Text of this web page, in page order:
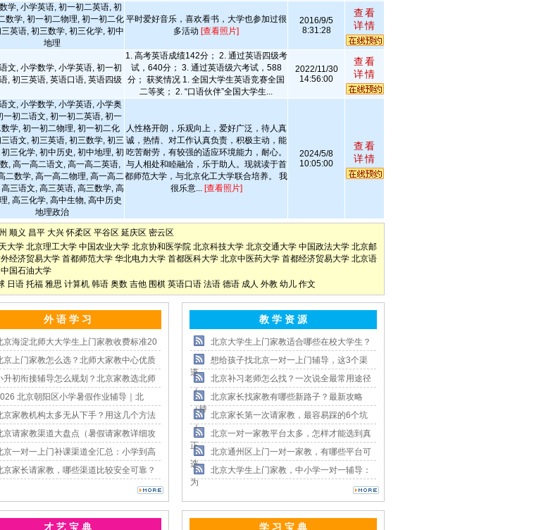
学, 小学英语, 初一初二英语, 初
数学, 初一初二物理, 初一初二化
英语, 初三数学, 初三化学, 初中
地理
平时爱好音乐，喜欢看书，大学也参加过很
多活动 [查看照片]
2016/9/5
8:31:28
查看
详情
文, 小学数学, 小学英语, 初一初
, 初三英语, 英语口语, 英语四级
1. 高考英语成绩142分； 2. 通过英语四级考
试，640分； 3. 通过英语级六考试，588
分； 获奖情况 1. 全国大学生英语竞赛全国
二等奖； 2. “口语伙伴”全国大学生...
2022/11/30
14:56:00
查看
详情
文, 小学数学, 小学英语, 小学奥
一初二语文, 初一初二英语, 初一
学, 初一初二物理, 初一初二化
语文, 初三英语, 初三数学, 初三
三化学, 初中历史, 初中地理, 初
, 高一高二语文, 高一高二英语,
二数学, 高一高二物理, 高一高二
三语文, 高三英语, 高三数学, 高
, 高三化学, 高中生物, 高中历史
地理政治
人性格开朗，乐观向上，爱好广泛，待人真
诚，热情、对工作认真负责，积极主动，能
吃苦耐劳，有较强的适应环境能力，耐心。
与人相处和睦融洽，乐于助人。现就读于首
都师范大学，与北京化工大学联合培养。 我
很乐意... [查看照片]
2024/5/8
10:05:00
查看
详情
顺义 昌平 大兴 怀柔区 平谷区 延庆区 密云区
大学 北京理工大学 中国农业大学 北京协和医学院 北京科技大学 北京交通大学 中国政法大学 北京邮
经济贸易大学 首都师范大学 华北电力大学 首都医科大学 北京中医药大学 首都经济贸易大学 北京语
中国石油大学
日语 托福 雅思 计算机 韩语 奥数 吉他 围棋 英语口语 法语 德语 成人 外教 幼儿 作文
外 语 学 习
京海淀北师大大学生上门家教收费标准20
京上门家教怎么选？北师大家教中心优质
升初衔接辅导怎么规划？北京家教选北师
北京朝阳区小学暑假作业辅导｜北
京家教机构太多无从下手？用这几个方法
京请家教渠道大盘点（暑假请家教详细攻
京一对一上门补课渠道全汇总：小学到高
京家长请家教，哪些渠道比较安全可靠？
教 学 资 源
北京大学生上门家教适合哪些在校大学生？
想给孩子找北京一对一上门辅导，这3个渠
道
北京补习老师怎么找？一次说全最常用途径
（
北京家长找家教有哪些新路子？最新攻略
（持
北京家长第一次请家教，最容易踩的6个坑
（
北京一对一家教平台太多，怎样才能选到真
正
北京通州区上门一对一家教，有哪些平台可
选
北京大学生上门家教，中小学一对一辅导：
为
才 艺 宝 典 学 习 宝 典